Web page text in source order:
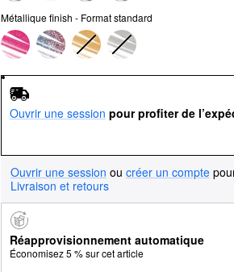
Métallique finish - Format standard
Ouvrir une session pour profiter de
Ouvrir une session ou créer un compte
Livraison et retours
Réapprovisionnement automatique
Économisez 5 % sur cet article